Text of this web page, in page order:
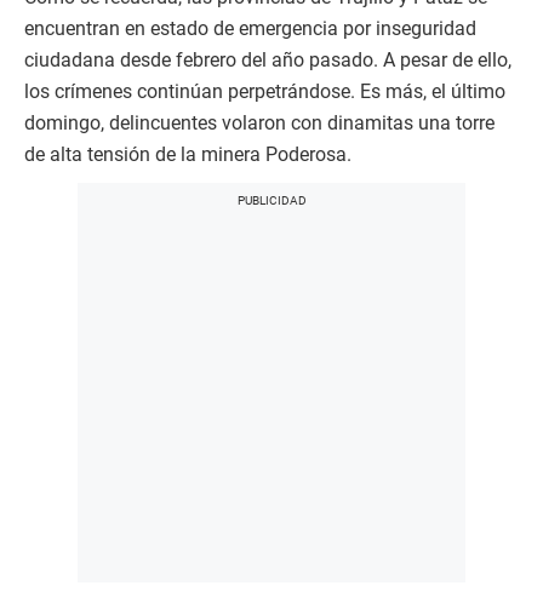
encuentran en estado de emergencia por inseguridad
ciudadana desde febrero del año pasado. A pesar de ello,
los crímenes continúan perpetrándose. Es más, el último
domingo, delincuentes volaron con dinamitas una torre
de alta tensión de la minera Poderosa.